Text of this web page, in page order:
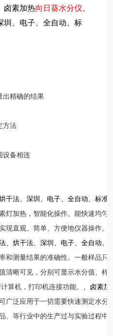
、卤素加热向日葵水分仪
圳 、电子 、全自动 、标
出精确的结果
方法
设备相连
烘干法 、深圳 、电子 、全自动 、标准
灯加热，智能化操作。能快速均匀
现直观、简单、方便地仪器操作。
、烘干法 、深圳 、电子 、全自动
和测量结果的准确性。一般样品只
清晰可见，分别可显示水分值、样
算机，打印机连接功能。
、卤素加
广泛应用于一切需要快速测定水分
、等行业中的生产过与实验过程中